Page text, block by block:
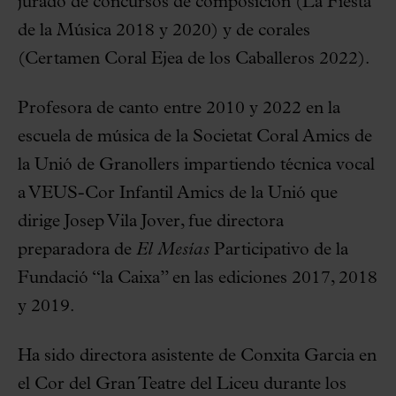
de la Música 2018 y 2020) y de corales
(Certamen Coral Ejea de los Caballeros 2022).
Profesora de canto entre 2010 y 2022 en la
escuela de música de la Societat Coral Amics de
la Unió de Granollers impartiendo técnica vocal
a VEUS-Cor Infantil Amics de la Unió que
dirige Josep Vila Jover, fue directora
preparadora de El Mesías Participativo de la
Fundació “la Caixa” en las ediciones 2017, 2018
y 2019.
Ha sido directora asistente de Conxita Garcia en
el Cor del Gran Teatre del Liceu durante los